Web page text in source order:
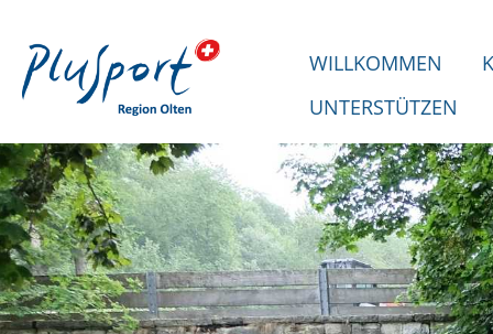
WILLKOMMEN
UNTERSTÜTZEN